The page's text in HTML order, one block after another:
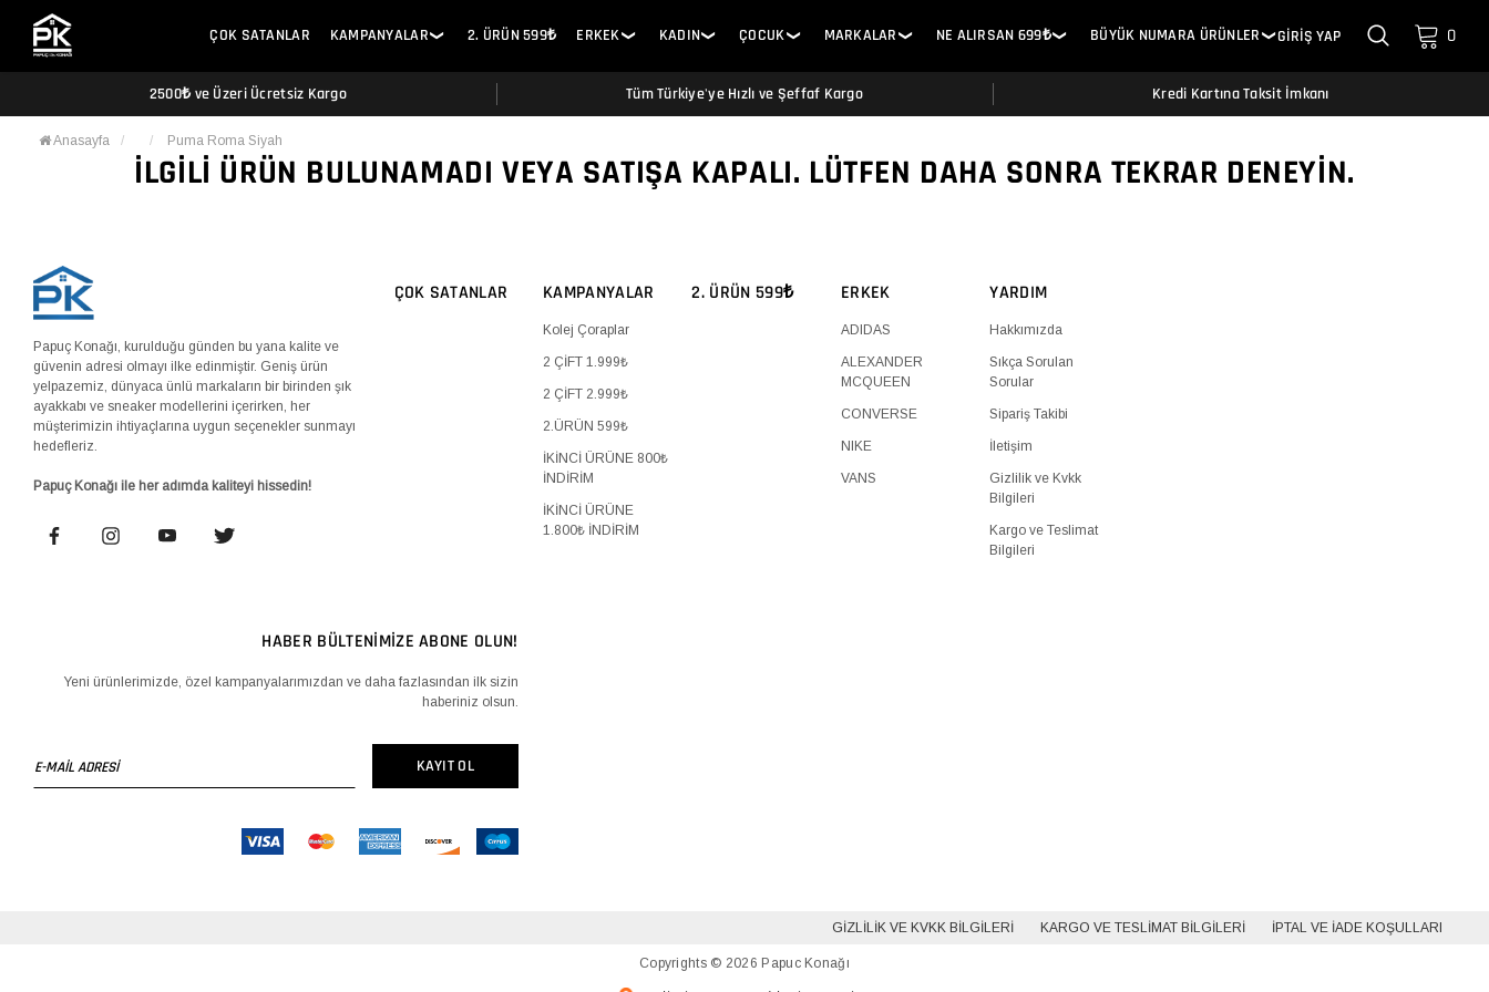
ÇOK SATANLAR KAMPANYALAR ❯ 2. ÜRÜN 599₺ ERKEK ❯ KADIN❯ ÇOCUK ❯ MARKALAR ❯ NE ALIRSAN 699₺❯ BÜYÜK NUMARA ÜRÜNLER ❯GİRİŞ YAP 0
2500₺ ve Üzeri Ücretsiz Kargo Tüm Türkiye'ye Hızlı ve Şeffaf Kargo Kredi Kartına Taksit İmkanı
Anasayfa Puma Roma Siyah
İLGILI ÜRÜN BULUNAMADI VEYA SATIŞA KAPALI. LÜTFEN DAHA SONRA TEKRAR DENEYIN.
Papuç Konağı, kurulduğu günden bu yana kalite ve
güvenin adresi olmayı ilke edinmiştir. Geniş ürün
yelpazemiz, dünyaca ünlü markaların bir birinden şık
ayakkabı ve sneaker modellerini içerirken, her
müşterimizin ihtiyaçlarına uygun seçenekler sunmayı
hedefleriz.
Papuç Konağı ile her adımda kaliteyi hissedin!
ÇOK SATANLAR KAMPANYALAR
Kolej Çoraplar
2 ÇİFT 1.999₺
2 ÇİFT 2.999₺
2.ÜRÜN 599₺
İKİNCİ ÜRÜNE 800₺
İNDİRİM
İKİNCİ ÜRÜNE
1.800₺ İNDİRİM
2. ÜRÜN 599₺ ERKEK
ADIDAS
ALEXANDER
MCQUEEN
CONVERSE
NIKE
VANS
YARDIM
Hakkımızda
Sıkça Sorulan
Sorular
Sipariş Takibi
İletişim
Gizlilik ve Kvkk
Bilgileri
Kargo ve Teslimat
Bilgileri
HABER BÜLTENİMİZE ABONE OLUN!
Yeni ürünlerimizde, özel kampanyalarımızdan ve daha fazlasından ilk sizin
haberiniz olsun.
MAİL
KAYIT OL
GIZLILIK VE KVKK BILGILERI KARGO VE TESLIMAT BILGILERI İPTAL VE İADE KOŞULLARI
Copyrights © 2026 Papuc Konağı